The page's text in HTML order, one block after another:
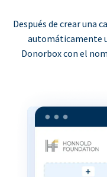
Después de crear una
automáticamente
Donorbox con el